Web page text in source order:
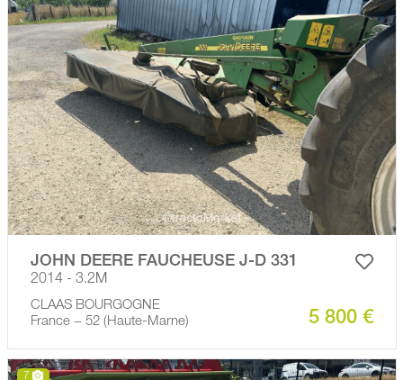
JOHN DEERE FAUCHEUSE J-D 331
2014 - 3.2M
CLAAS BOURGOGNE
France − 52 (Haute-Marne)
5 800 €
7